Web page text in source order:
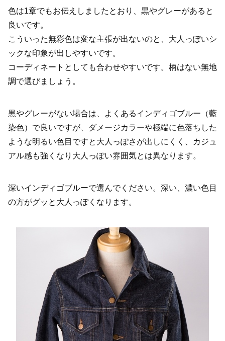
色は1章でもお伝えしましたとおり、黒やグレーがあると
良いです。
こういった無彩色は変な主張が出ないのと、大人っぽいシ
ックな印象が出しやすいです。
コーディネートとしても合わせやすいです。柄はない無地
調で選びましょう。
黒やグレーがない場合は、よくあるインディゴブルー（藍
染色）で良いですが、ダメージカラーや極端に色落ちした
ような明るい色目ですと大人っぽさが出しにくく、カジュ
アル感も強くなり大人っぽい雰囲気とは異なります。
深いインディゴブルーで選んでください。深い、濃い色目
の方がグッと大人っぽくなります。